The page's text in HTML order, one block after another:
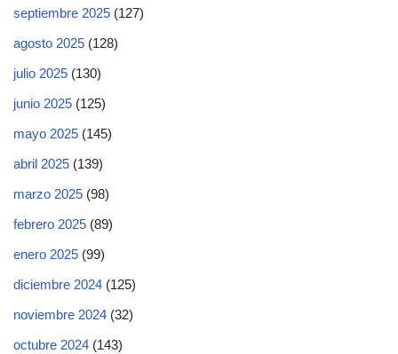
septiembre 2025 (127)
agosto 2025 (128)
julio 2025 (130)
junio 2025 (125)
mayo 2025 (145)
abril 2025 (139)
marzo 2025 (98)
febrero 2025 (89)
enero 2025 (99)
diciembre 2024 (125)
noviembre 2024 (32)
octubre 2024 (143)